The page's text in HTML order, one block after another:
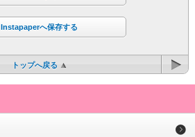
Instapaperへ保存する
トップへ戻る